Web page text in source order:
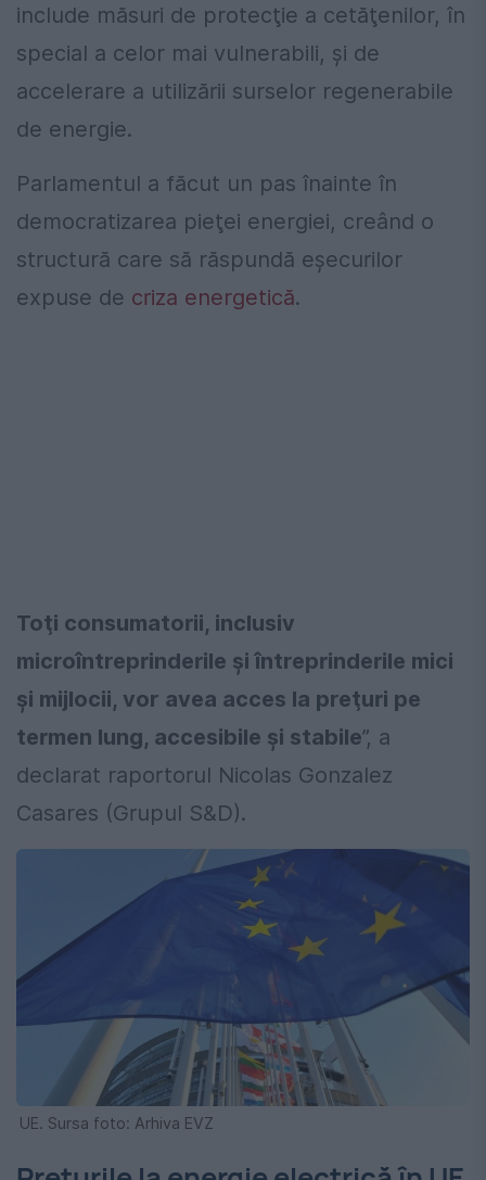
include măsuri de protecţie a cetăţenilor, în
special a celor mai vulnerabili, şi de
accelerare a utilizării surselor regenerabile
de energie.
Parlamentul a făcut un pas înainte în
democratizarea pieţei energiei, creând o
structură care să răspundă eşecurilor
expuse de criza energetică.
Toţi consumatorii, inclusiv
microîntreprinderile şi întreprinderile mici
şi mijlocii, vor avea acces la preţuri pe
termen lung, accesibile şi stabile”, a
declarat raportorul Nicolas Gonzalez
Casares (Grupul S&D).
UE. Sursa foto: Arhiva EVZ